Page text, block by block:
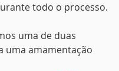
todo o processo.
uma amamentação